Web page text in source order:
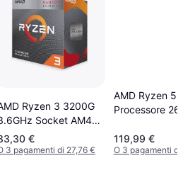
Ryzen 3 3200G
Socket AM4
€
3 pagamenti di 27,76 €
AMD Ryzen 5
Processore
119,99 €
O 3 pagamenti